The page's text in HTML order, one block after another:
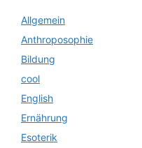
Allgemein
Anthroposophie
Bildung
cool
English
Ernährung
Esoterik